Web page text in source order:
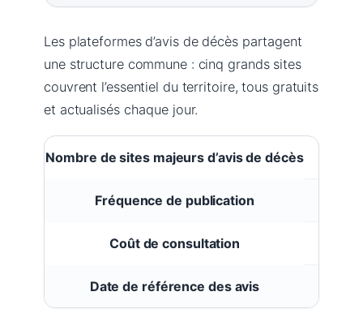
Les plateformes d’avis de décès partagent
une structure commune : cinq grands sites
couvrent l’essentiel du territoire, tous gratuits
et actualisés chaque jour.
Données clés sur les avis de décès
Nombre de sites majeurs d’avis de décès
Fréquence de publication
Coût de consultation
Date de référence des avis